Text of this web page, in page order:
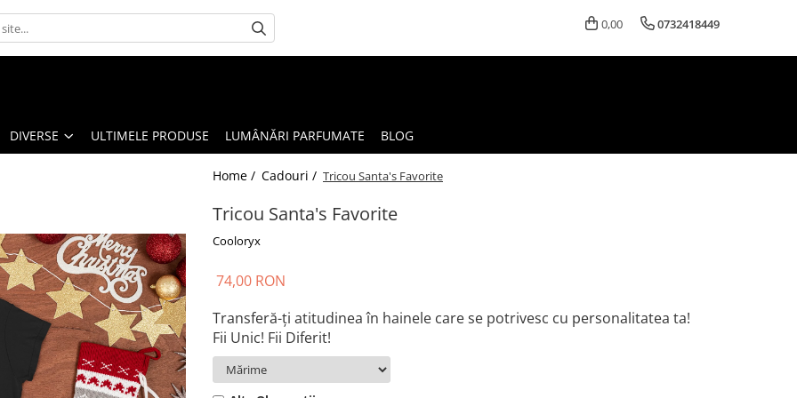
0,00 0732418449
DIVERSE ULTIMELE PRODUSE LUMÂNĂRI PARFUMATE BLOG
Home / Cadouri / Tricou Santa's Favorite
Tricou Santa's Favorite
Cooloryx
74,00 RON
Transferă-ți atitudinea în hainele care se potrivesc cu personalitatea ta!
Fii Unic! Fii Diferit!